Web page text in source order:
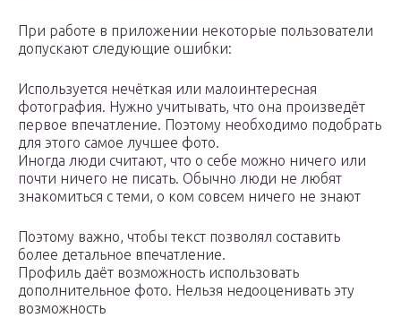
При работе в приложении некоторые пользователи
допускают следующие ошибки:
Используется нечёткая или малоинтересная
фотография. Нужно учитывать, что она произведёт
первое впечатление. Поэтому необходимо подобрать
для этого самое лучшее фото.
Иногда люди считают, что о себе можно ничего или
почти ничего не писать. Обычно люди не любят
знакомиться с теми, о ком совсем ничего не знают
Поэтому важно, чтобы текст позволял составить
более детальное впечатление.
Профиль даёт возможность использовать
дополнительное фото. Нельзя недооценивать эту
возможность